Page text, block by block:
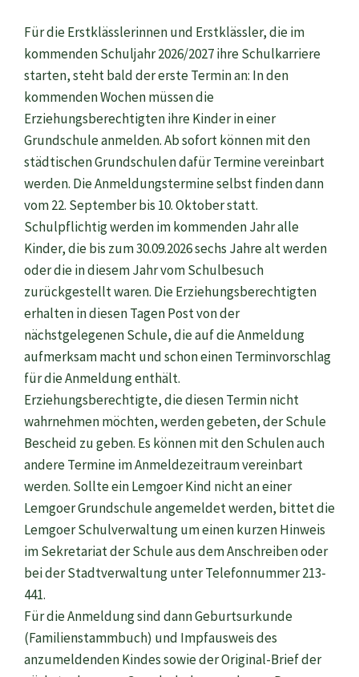
Für die Erstklässlerinnen und Erstklässler, die im
kommenden Schuljahr 2026/2027 ihre Schulkarriere
starten, steht bald der erste Termin an: In den
kommenden Wochen müssen die
Erziehungsberechtigten ihre Kinder in einer
Grundschule anmelden. Ab sofort können mit den
städtischen Grundschulen dafür Termine vereinbart
werden. Die Anmeldungstermine selbst finden dann
vom 22. September bis 10. Oktober statt.
Schulpflichtig werden im kommenden Jahr alle
Kinder, die bis zum 30.09.2026 sechs Jahre alt werden
oder die in diesem Jahr vom Schulbesuch
zurückgestellt waren. Die Erziehungsberechtigten
erhalten in diesen Tagen Post von der
nächstgelegenen Schule, die auf die Anmeldung
aufmerksam macht und schon einen Terminvorschlag
für die Anmeldung enthält.
Erziehungsberechtigte, die diesen Termin nicht
wahrnehmen möchten, werden gebeten, der Schule
Bescheid zu geben. Es können mit den Schulen auch
andere Termine im Anmeldezeitraum vereinbart
werden. Sollte ein Lemgoer Kind nicht an einer
Lemgoer Grundschule angemeldet werden, bittet die
Lemgoer Schulverwaltung um einen kurzen Hinweis
im Sekretariat der Schule aus dem Anschreiben oder
bei der Stadtverwaltung unter Telefonnummer 213-
441.
Für die Anmeldung sind dann Geburtsurkunde
(Familienstammbuch) und Impfausweis des
anzumeldenden Kindes sowie der Original-Brief der